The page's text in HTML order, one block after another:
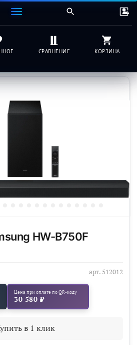
СРАВНЕНИЕ КОРЗИНА
арт. 512012
HW-B750F
Цена при оплате по QR-коду
30 580 ₽
в 1 клик